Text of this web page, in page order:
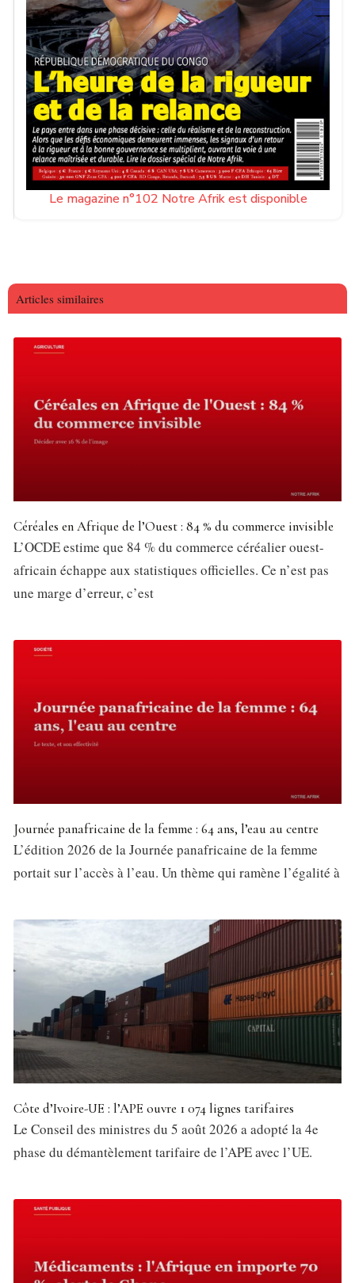
Le magazine n°102 Notre Afrik est disponible
Articles similaires
Céréales en Afrique de l’Ouest : 84 % du commerce invisible
L’OCDE estime que 84 % du commerce céréalier ouest-
africain échappe aux statistiques officielles. Ce n’est pas
une marge d’erreur, c’est
Journée panafricaine de la femme : 64 ans, l’eau au centre
L’édition 2026 de la Journée panafricaine de la femme
portait sur l’accès à l’eau. Un thème qui ramène l’égalité à
Côte d’Ivoire-UE : l’APE ouvre 1 074 lignes tarifaires
Le Conseil des ministres du 5 août 2026 a adopté la 4e
phase du démantèlement tarifaire de l’APE avec l’UE.